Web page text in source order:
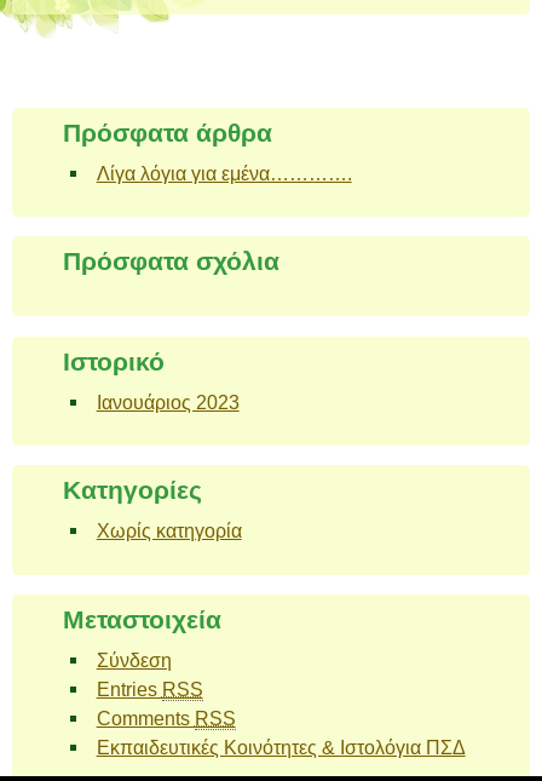
Πρόσφατα άρθρα
Λίγα λόγια για εμένα………….
Πρόσφατα σχόλια
Ιστορικό
Ιανουάριος 2023
Kατηγορίες
Χωρίς κατηγορία
Μεταστοιχεία
Σύνδεση
Entries RSS
Comments RSS
Εκπαιδευτικές Κοινότητες & Ιστολόγια ΠΣΔ